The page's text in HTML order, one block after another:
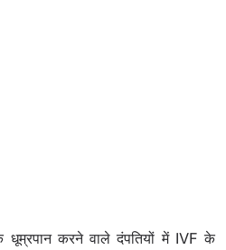
धूम्रपान करने वाले दंपतियों में IVF के